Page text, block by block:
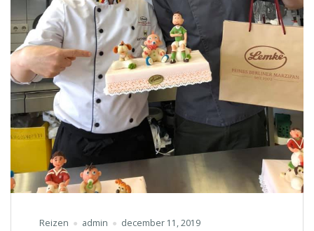
Reizen admin december 11, 2019